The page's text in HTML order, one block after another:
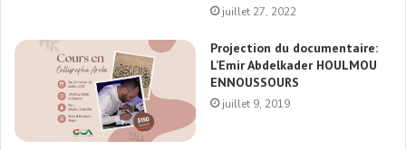
juillet 27, 2022
Projection du documentaire:
L’Emir Abdelkader HOULMOU
ENNOUSSOURS
juillet 9, 2019